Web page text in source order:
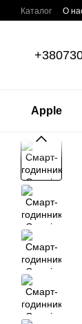
Перейти до
Каталог О
Apple